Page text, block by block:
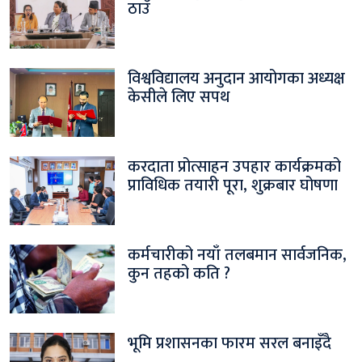
ठाउँ
विश्वविद्यालय अनुदान आयोगका अध्यक्ष
केसीले लिए सपथ
करदाता प्रोत्साहन उपहार कार्यक्रमको
प्राविधिक तयारी पूरा, शुक्रबार घोषणा
कर्मचारीको नयाँ तलबमान सार्वजनिक,
कुन तहको कति ?
भूमि प्रशासनका फारम सरल बनाइँदै